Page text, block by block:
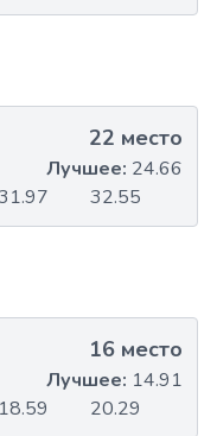
22 место
32.55
Лучшее: 24.66
16 место
18.59 20.29
Лучшее: 14.91